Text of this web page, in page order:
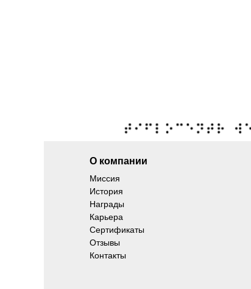
О компании
Миссия
История
Награды
Карьера
Сертификаты
Отзывы
Контакты